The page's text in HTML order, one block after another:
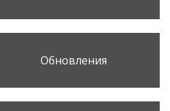
Обновления